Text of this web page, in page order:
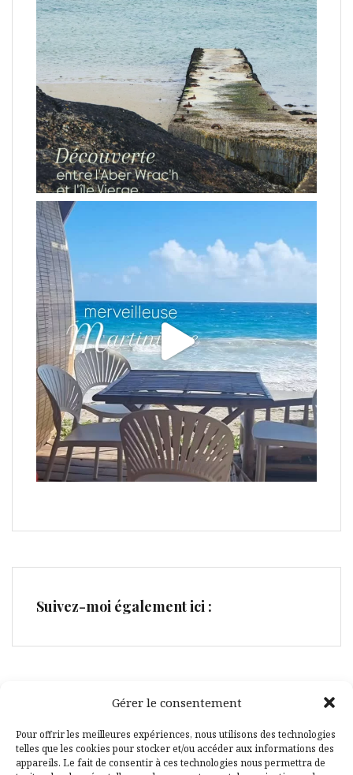
Gérer le consentement
Pour offrir les meilleures expériences, nous utilisons des technologies
telles que les cookies pour stocker et/ou accéder aux informations des
appareils. Le fait de consentir à ces technologies nous permettra de
Suivez-moi également ici :
Facebook
Pinterest